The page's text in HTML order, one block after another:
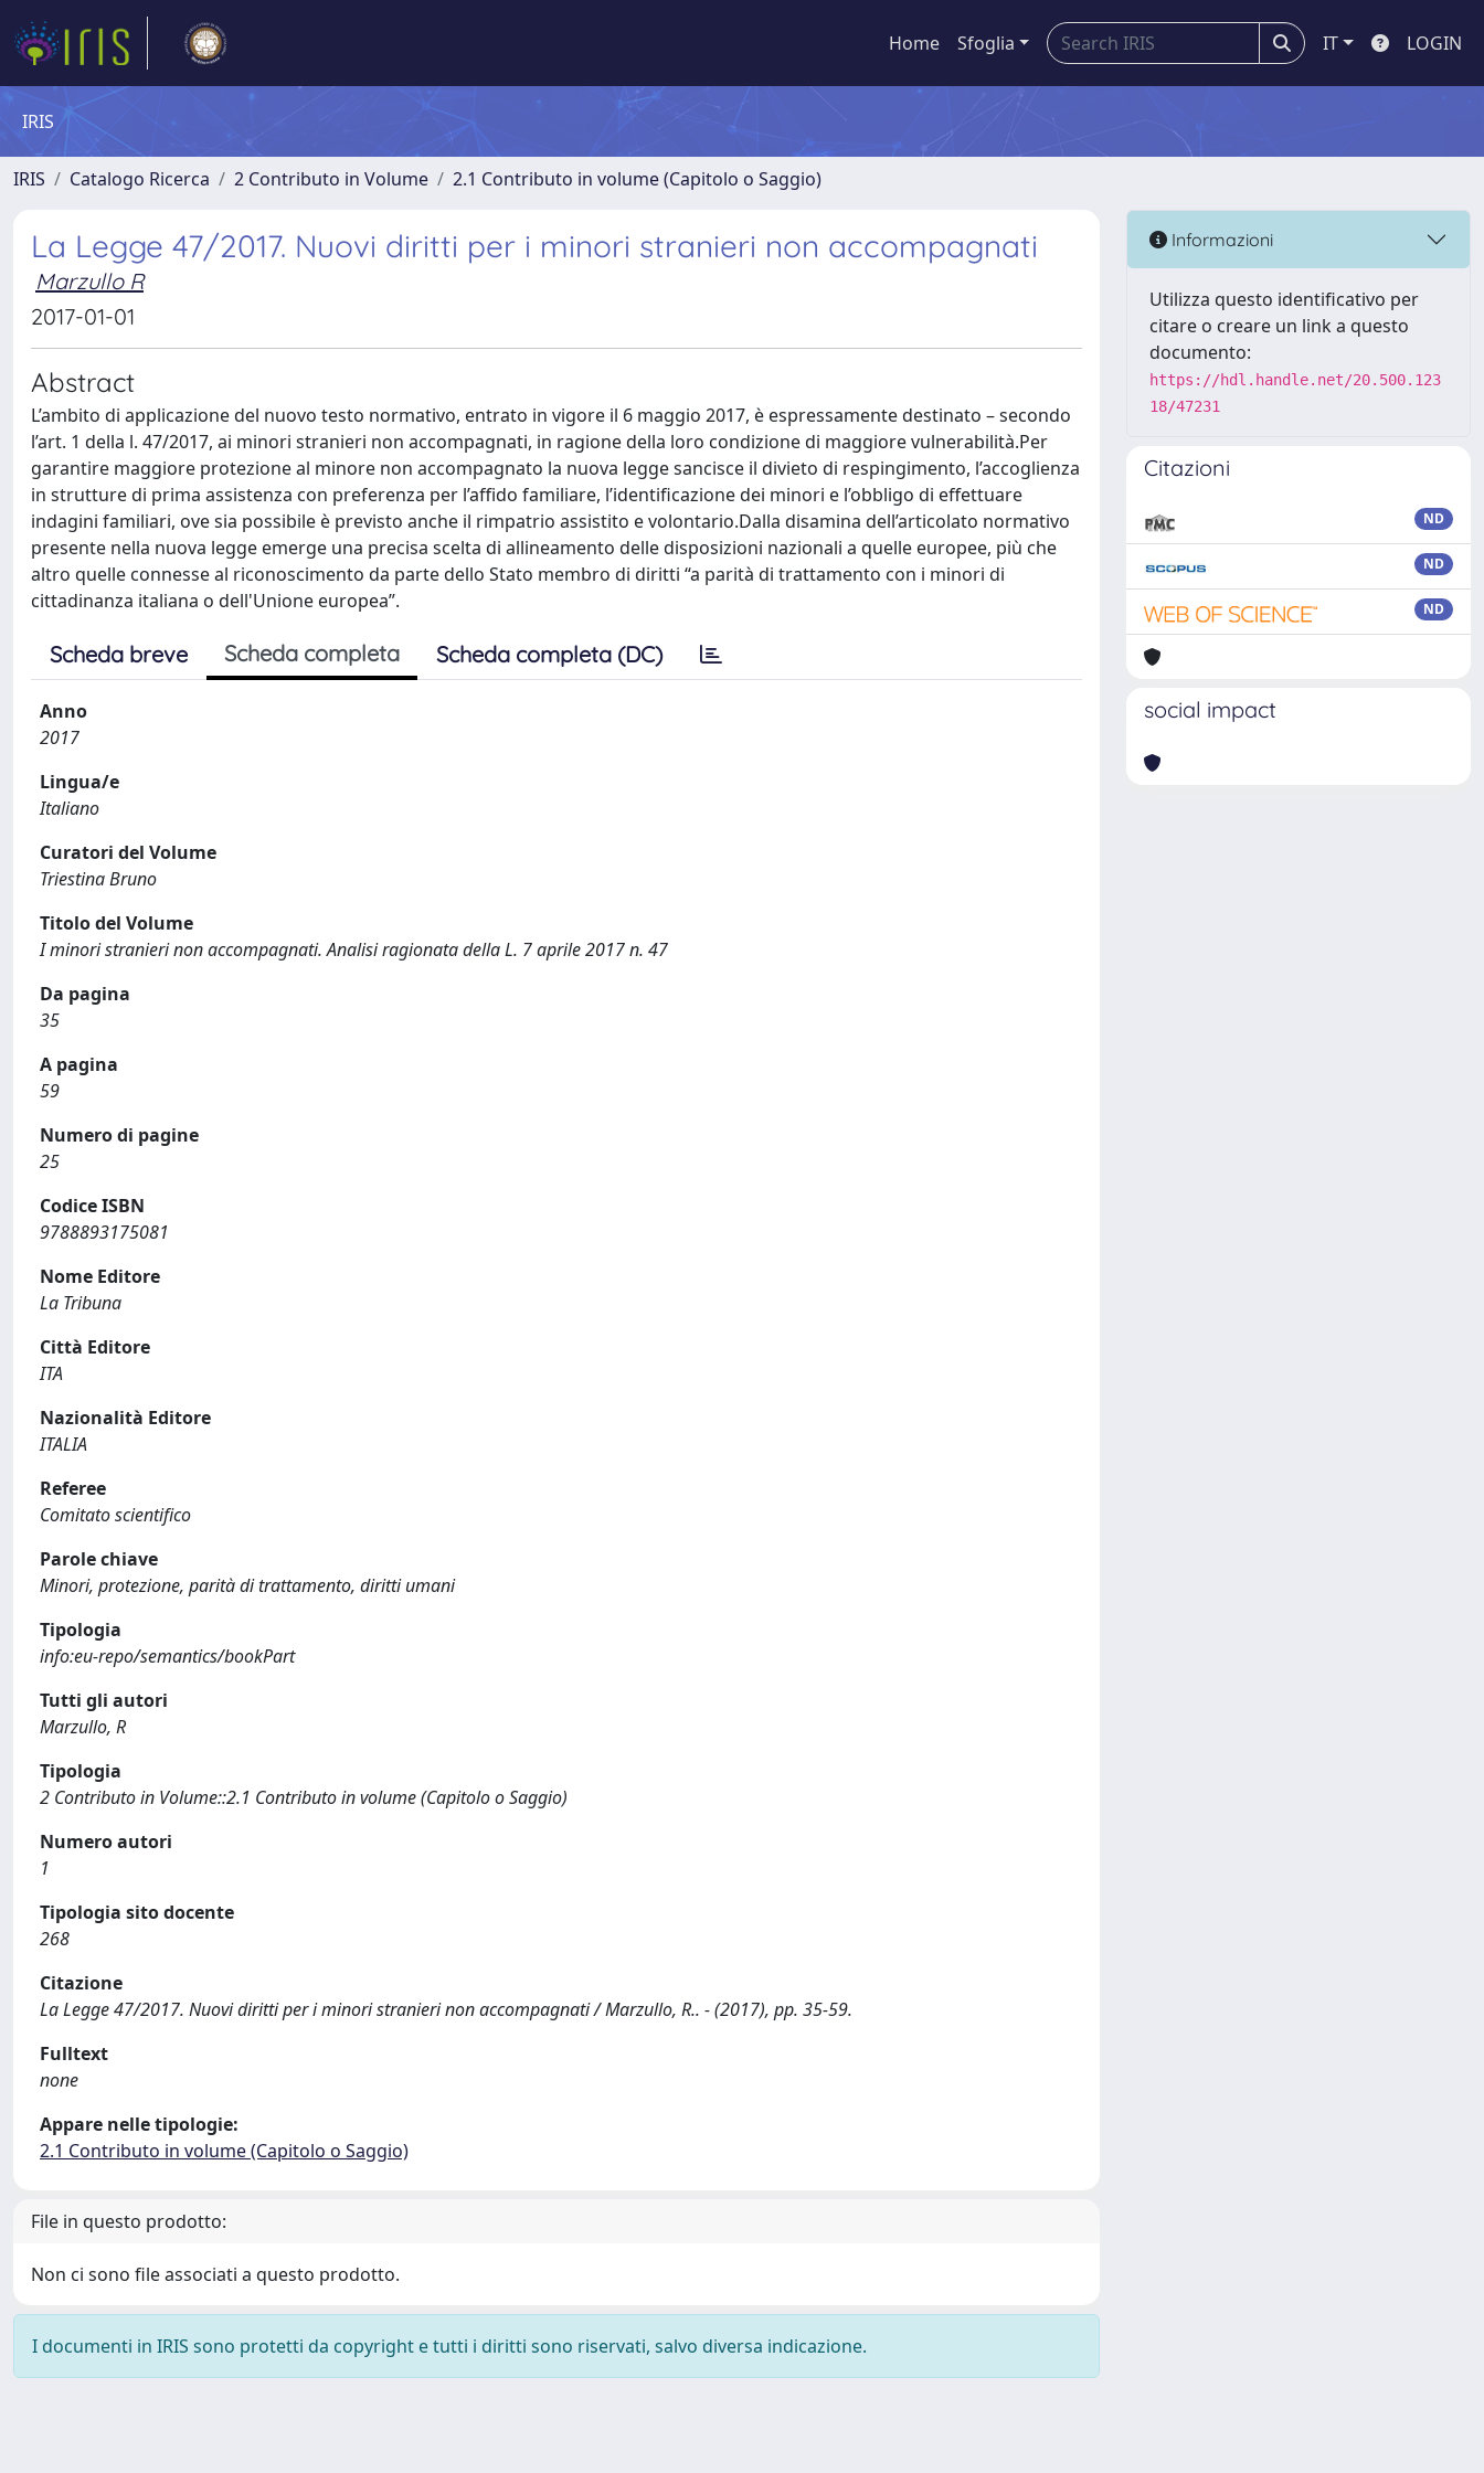
Home Sfoglia IT LOGIN
IRIS
IRIS Catalogo Ricerca 2 Contributo in Volume 2.1 Contributo in volume (Capitolo o Saggio)
La Legge 47/2017. Nuovi diritti per i minori stranieri non accompagnati
Marzullo R
2017-01-01
Abstract
L’ambito di applicazione del nuovo testo normativo, entrato in vigore il 6 maggio 2017, è espressamente destinato – secondo
l’art. 1 della l. 47/2017, ai minori stranieri non accompagnati, in ragione della loro condizione di maggiore vulnerabilità.Per
garantire maggiore protezione al minore non accompagnato la nuova legge sancisce il divieto di respingimento, l’accoglienza
in strutture di prima assistenza con preferenza per l’affido familiare, l’identificazione dei minori e l’obbligo di effettuare
indagini familiari, ove sia possibile è previsto anche il rimpatrio assistito e volontario.Dalla disamina dell’articolato normativo
presente nella nuova legge emerge una precisa scelta di allineamento delle disposizioni nazionali a quelle europee, più che
altro quelle connesse al riconoscimento da parte dello Stato membro di diritti “a parità di trattamento con i minori di
cittadinanza italiana o dell'Unione europea”.
Scheda breve Scheda completa Scheda completa (DC)
Anno
2017
Lingua/e
Italiano
Curatori del Volume
Triestina Bruno
Titolo del Volume
I minori stranieri non accompagnati. Analisi ragionata della L. 7 aprile 2017 n. 47
Da pagina
35
A pagina
59
Numero di pagine
25
Codice ISBN
9788893175081
Nome Editore
La Tribuna
Città Editore
ITA
Nazionalità Editore
ITALIA
Referee
Comitato scientifico
Parole chiave
Minori, protezione, parità di trattamento, diritti umani
Tipologia
info:eu-repo/semantics/bookPart
Tutti gli autori
Marzullo, R
Tipologia
2 Contributo in Volume::2.1 Contributo in volume (Capitolo o Saggio)
Numero autori
1
Tipologia sito docente
268
Citazione
La Legge 47/2017. Nuovi diritti per i minori stranieri non accompagnati / Marzullo, R.. - (2017), pp. 35-59.
Fulltext
none
Appare nelle tipologie:
2.1 Contributo in volume (Capitolo o Saggio)
File in questo prodotto:
Non ci sono file associati a questo prodotto.
I documenti in IRIS sono protetti da copyright e tutti i diritti sono riservati, salvo diversa indicazione.
Informazioni
Utilizza questo identificativo per
citare o creare un link a questo
documento:
https://hdl.handle.net/20.500.123
18/47231
Citazioni
ND
ND
ND
social impact